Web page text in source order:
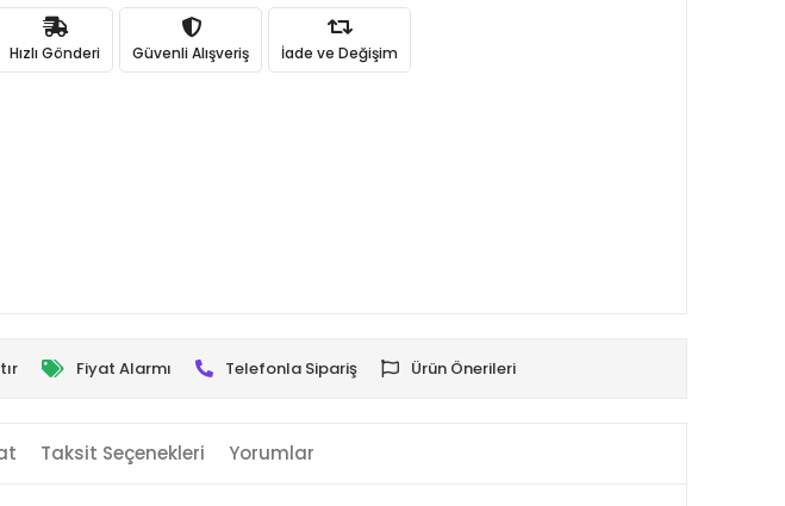
Hızlı Gönderi Güvenli Alışveriş İade ve Değişim
Fiyat Alarmı Telefonla Sipariş Ürün Önerileri
Taksit Seçenekleri Yorumlar